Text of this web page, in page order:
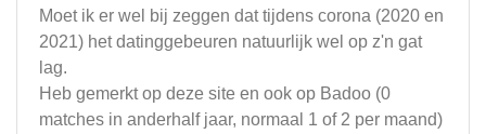
Moet ik er wel bij zeggen dat tijdens corona (2020 en
2021) het datinggebeuren natuurlijk wel op z'n gat
lag.
Heb gemerkt op deze site en ook op Badoo (0
matches in anderhalf jaar, normaal 1 of 2 per maand)